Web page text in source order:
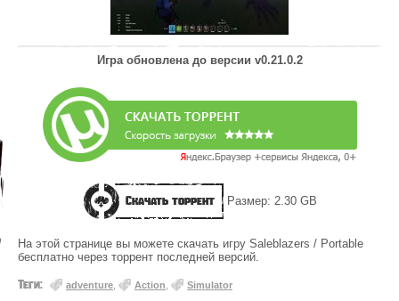
Игра обновлена до версии v0.21.0.2
Скачать торрент Размер: 2.30 GB
На этой странице вы можете скачать игру Saleblazers / Portable
бесплатно через торрент последней версий.
Теги: adventure Action Simulator